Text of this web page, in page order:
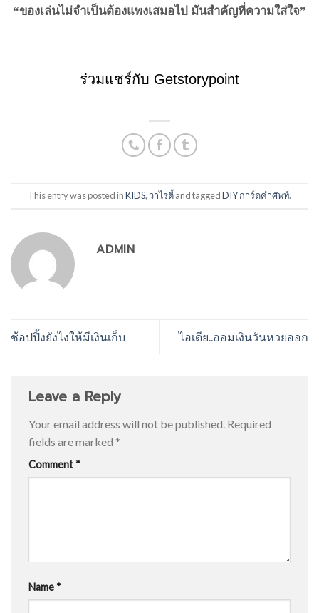
“ของเล่นไม่จำเป็นต้องแพงเสมอไป มันสำคัญที่ความใส่ใจ”
ร่วมแชร์กับ Getstorypoint
This entry was posted inKIDS,วาไรตี้and taggedDIY การ์ดคำศัพท์.
ADMIN
ช้อปปิ้งยังไงให้มีเงินเก็บ ไอเดีย..ออมเงินวันหวยออก
Leave a Reply
Your email address will not be published. Required
fields are marked *
Comment *
Name *